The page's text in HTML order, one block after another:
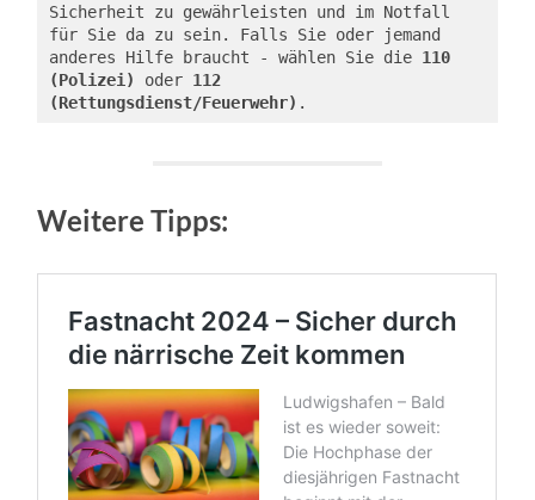
Sicherheit zu gewährleisten und im Notfall
für Sie da zu sein. Falls Sie oder jemand
anderes Hilfe braucht - wählen Sie die 110
(Polizei)
oder 112
(Rettungsdienst/Feuerwehr) .
Weitere Tipps: